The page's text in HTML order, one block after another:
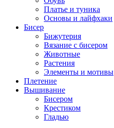
Платье и туника
Основы и лайфхаки
Бисер
Бижутерия
Вязание с бисером
Животные
Растения
Элементы и мотивы
Плетение
Вышивание
Бисером
Крестиком
Гладью